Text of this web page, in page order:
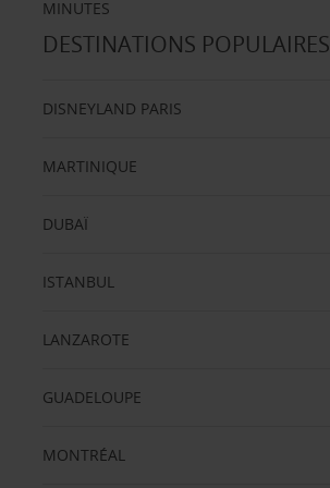
MINUTES
DESTINATIONS POPULAIRES
DISNEYLAND PARIS
MARTINIQUE
DUBAÏ
ISTANBUL
LANZAROTE
GUADELOUPE
MONTRÉAL